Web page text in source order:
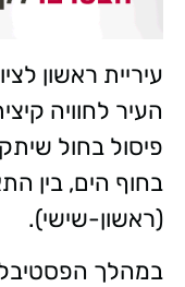
עיריית ראשון
העיר לחוויה
פיסול בחול
(ראשון-שישי).
במהלך הפסטיבל